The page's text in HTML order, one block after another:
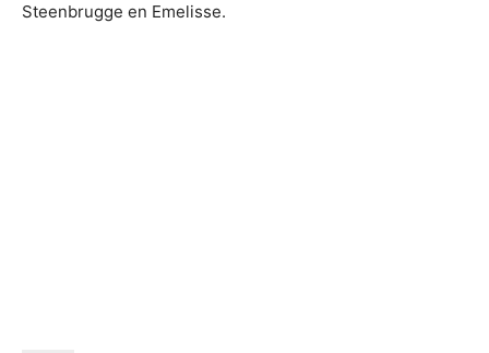
Steenbrugge en Emelisse.